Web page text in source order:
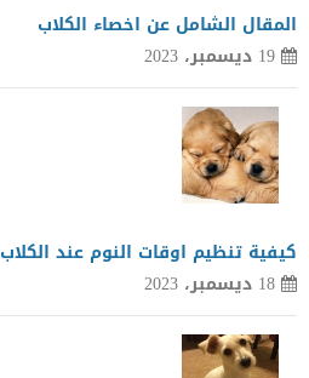
المقال الشامل عن اخصاء الكلاب
19 ديسمبر، 2023
كيفية تنظيم اوقات النوم عند الكلاب
18 ديسمبر، 2023